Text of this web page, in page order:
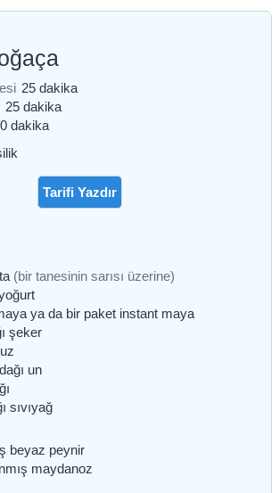
25dakika
dakika
25dakika
dakika
dakika
dakika
Tarifi Yazdır
(bir tanesinin sarısı üzerine)
ya da bir paket instant maya
şeker
un
sıvıyağ
beyaz peynir
maydanoz